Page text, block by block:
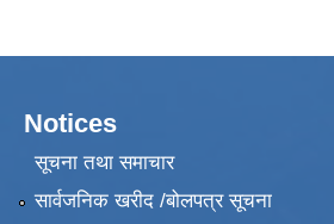
Notices
सूचना तथा समाचार
सार्वजनिक खरीद /बोलपत्र सूचना